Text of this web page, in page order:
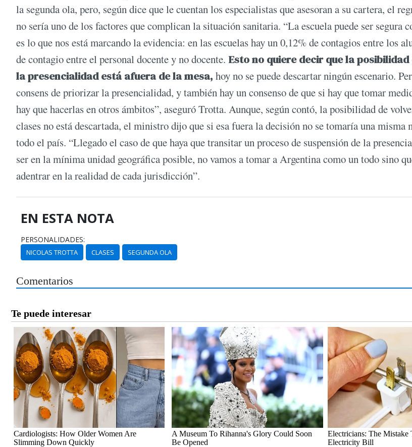
la segunda ola, pero, según dice que le cuentan los especialistas que asesoran a su cartera, el
no sería uno de los factores que complican la situación sanitaria. “La escuela puede ser segura
es lo que nos está marcando la evidencia: en las escuelas hay un 0,12% de contagios entre los
de contagio entre el personal docente y no docente. Esto no quiere decir que la
la presencialidad está afuera de la mesa, hoy no se puede descartar ningún escenario.
consens de priorizar la presencialidad, y también hay un consenso de que si hay que tomar
hay que hacerlas en otros ámbitos”, aseguró Trotta. Aunque, según contó, la posibilidad de
clases no está descartada, el ministro dijo que si esa fuera la decisión no se tomaría una misma
todo el país. “Llegado el caso de que haya que transitar un proceso de suspensión de la
ser en la mínima unidad geográfica posible, no vamos a tomar a Argentina como un todo sino
adentrar en la realidad de cada jurisdicción”.
EN ESTA NOTA
PERSONALIDADES:
NICOLAS TROTTA CLASES SEGUNDA OLA
Comentarios